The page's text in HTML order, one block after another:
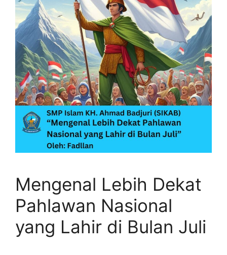
Mengenal Lebih Dekat
Pahlawan Nasional
yang Lahir di Bulan Juli